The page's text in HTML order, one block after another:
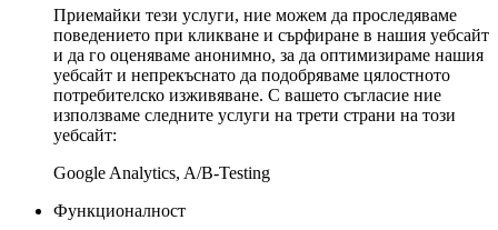
Приемайки тези услуги, ние можем да проследяваме
поведението при кликване и сърфиране в нашия уебсайт
и да го оценяваме анонимно, за да оптимизираме нашия
уебсайт и непрекъснато да подобряваме цялостното
потребителско изживяване. С вашето съгласие ние
използваме следните услуги на трети страни на този
уебсайт:
Google Analytics, A/B-Testing
Функционалност